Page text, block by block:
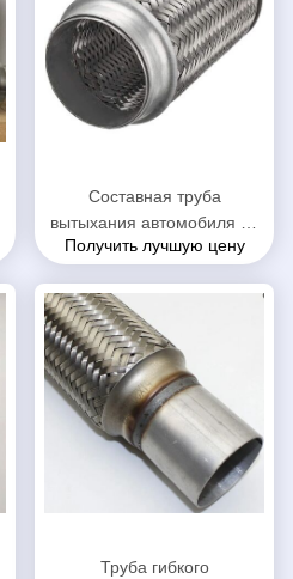
Составная труба
вытыхания автомобиля 64
кс 90мм с блокировкой 444
Получить лучшую цену
Труба гибкого